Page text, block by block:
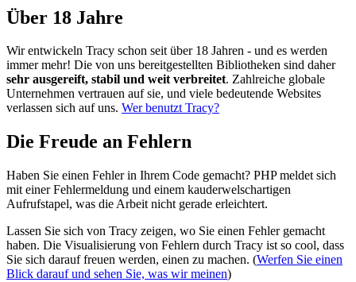
Über 18 Jahre
Wir entwickeln Tracy schon seit über 18 Jahren - und es werden
immer mehr! Die von uns bereitgestellten Bibliotheken sind daher
sehr ausgereift, stabil und weit verbreitet. Zahlreiche globale
Unternehmen vertrauen auf sie, und viele bedeutende Websites
verlassen sich auf uns. Wer benutzt Tracy?
Die Freude an Fehlern
Haben Sie einen Fehler in Ihrem Code gemacht? PHP meldet sich
mit einer Fehlermeldung und einem kauderwelschartigen
Aufrufstapel, was die Arbeit nicht gerade erleichtert.
Lassen Sie sich von Tracy zeigen, wo Sie einen Fehler gemacht
haben. Die Visualisierung von Fehlern durch Tracy ist so cool, dass
Sie sich darauf freuen werden, einen zu machen. (Werfen Sie einen
Blick darauf und sehen Sie, was wir meinen)